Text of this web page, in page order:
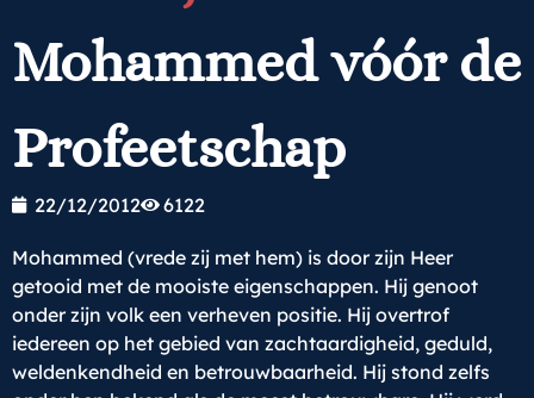
Mohammed vóór de
Profeetschap
22/12/2012 6122
Mohammed (vrede zij met hem) is door zijn Heer
getooid met de mooiste eigenschappen. Hij genoot
onder zijn volk een verheven positie. Hij overtrof
iedereen op het gebied van zachtaardigheid, geduld,
weldenkendheid en betrouwbaarheid. Hij stond zelfs